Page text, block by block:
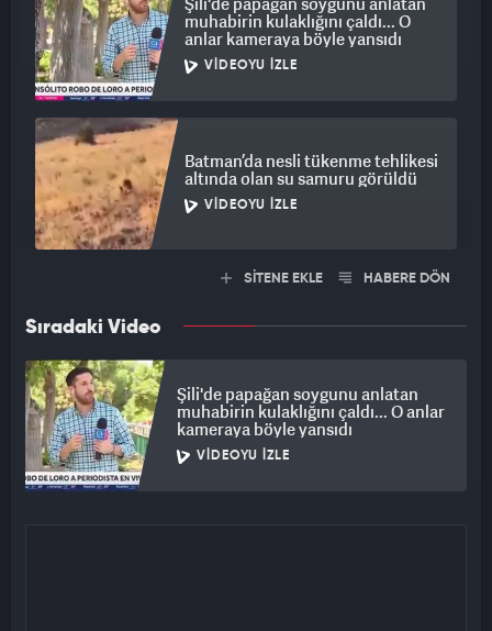
muhabirin kulaklığını çaldı... O
anlar kameraya böyle yansıdı
VIDEOYU İZLE
Batman’da nesli tükenme tehlikesi
altında olan su samuru görüldü
VIDEOYU İZLE
SİTENE EKLE HABERE DÖN
Sıradaki Video
Şili'de papağan soygunu anlatan
muhabirin kulaklığını çaldı... O anlar
kameraya böyle yansıdı
VIDEOYU İZLE